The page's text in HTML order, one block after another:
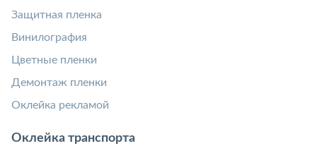
Защитная пленка
Винилография
Цветные пленки
Демонтаж пленки
Оклейка рекламой
Оклейка транспорта